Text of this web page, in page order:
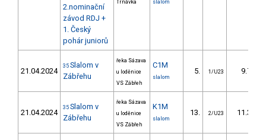
2.nominační
závod RDJ +
1. Český
pohár juniorů
Trnávka
slalom
21.04.2024
35 Slalom v
Zábřehu
řeka Sázava
u loděnice
VS Zábřeh
C1M
slalom
5. 1/U23 9.70
21.04.2024
35 Slalom v
Zábřehu
řeka Sázava
u loděnice
VS Zábřeh
K1M
slalom
13. 2/U23 11.30